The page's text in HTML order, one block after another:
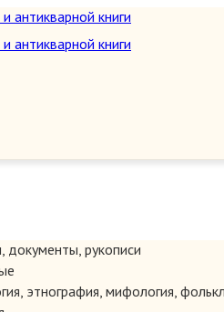
документы, рукописи
этнография, мифология,